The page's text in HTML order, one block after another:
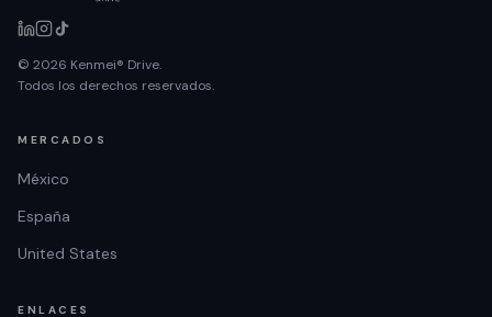
© 2026 Kenmei® Drive.
Todos los derechos reservados.
MERCADOS
México
España
United States
ENLACES